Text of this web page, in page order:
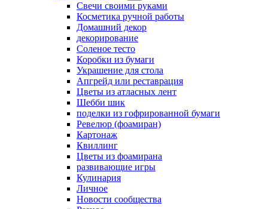
Свечи своими руками
Косметика ручной работы
Домашний декор
декорирование
Соленое тесто
Коробки из бумаги
Украшение для стола
Апгрейд или реставрация
Цветы из атласных лент
Шебби шик
поделки из гофрированной бумаги
Ревелюр (фоамиран)
Картонаж
Квиллинг
Цветы из фоамирана
развивающие игры
Кулинария
Личное
Новости сообщества